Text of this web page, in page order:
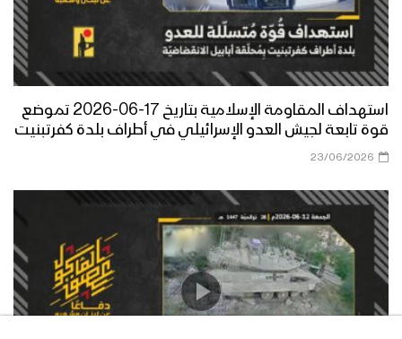
استهداف المقاومة الإسلامية بتاريخ 17-06-2026 تموضع
قوة تابعة لجيش العدو الإسرائيلي في أطراف بلدة كفرتبنيت
23/06/2026